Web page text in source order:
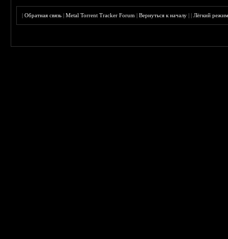
|Обратная связь |Metal Torrent Tracker Forum |Вернуться к началу ||Лёгкий